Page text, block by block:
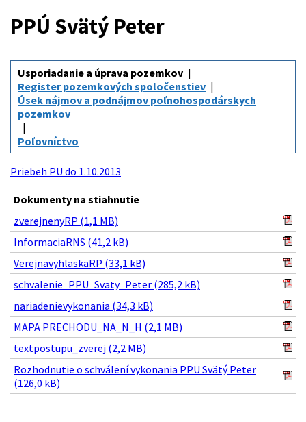
PPÚ Svätý Peter
Usporiadanie a úprava pozemkov
Register pozemkových spoločenstiev
Úsek nájmov a podnájmov poľnohospodárskych
pozemkov
Poľovníctvo
Priebeh PU do 1.10.2013
Dokumenty na stiahnutie
zverejnenyRP (1,1 MB)
InformaciaRNS (41,2 kB)
VerejnavyhlaskaRP (33,1 kB)
schvalenie_PPU_Svaty_Peter (285,2 kB)
nariadenievykonania (34,3 kB)
MAPA PRECHODU_NA_N_H (2,1 MB)
textpostupu_zverej (2,2 MB)
Rozhodnutie o schválení vykonania PPU Svätý Peter
(126,0 kB)